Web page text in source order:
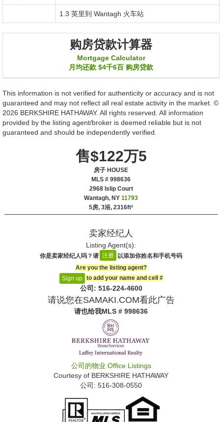
1.3 英里到 Wantagh 火车站
购房贷款计算器
Mortgage Calculator
月均还款 $4千6百 购房贷款
This information is not verified for authenticity or accuracy and is not
guaranteed and may not reflect all real estate activity in the market. ©
2026 BERKSHIRE HATHAWAY. All rights reserved. All information
provided by the listing agent/broker is deemed reliable but is not
guaranteed and should be independently verified.
售$122万5
房子 HOUSE
MLS # 998636
‎2968 Islip Court
Wantagh, NY 11793
5房, 3浴, 2316ft²
卖家经纪人
Listing Agent(s):‎
你是卖家经纪人吗？请 注册
以添加你姓名和手机号码
Are you the listing agent?
Sign up
to add your name and cell #‎
公司: ‍516-224-4600
请说您在SAMAKI.COM看此广告
请也给我MLS # 998636
公司的物业 Office Listings
Courtesy of BERKSHIRE HATHAWAY
公司: ‍516-308-0550